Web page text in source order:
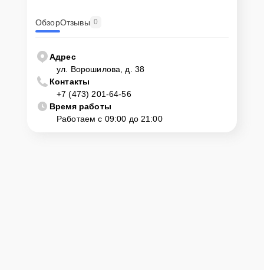
ОбзорОтзывы 0
Адрес
ул. Ворошилова, д. 38
Контакты
+7 (473) 201-64-56
Время работы
Работаем с 09:00 до 21:00